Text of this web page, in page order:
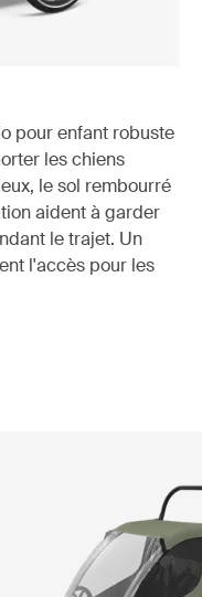
pour enfant robuste
les chiens
le sol rembourré
aident à garder
le trajet. Un
l'accès pour les